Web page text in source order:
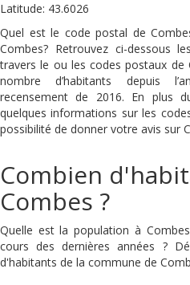
Latitude: 43.6026
Quel est le code postal de
Combes? Retrouvez ci-dessous
travers le ou les codes postaux de
nombre d’habitants depuis
recensement de 2016. En plus
quelques informations sur les
possibilité de donner votre avis sur
Combien
Combes ?
Quelle est la population à
cours des dernières années ?
d'habitants de la commune de